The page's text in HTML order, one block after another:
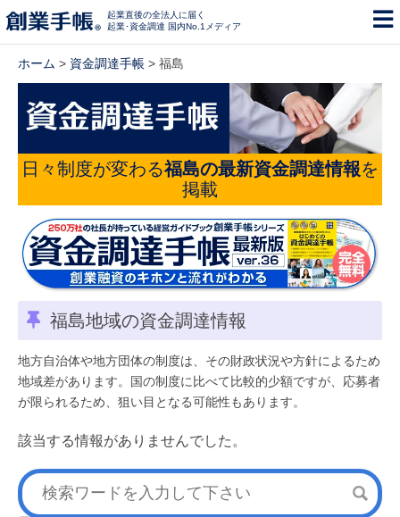
起業直後の全法人に届く
起業･資金調達 国内No.1メディア
ホーム > 資金調達手帳 > 福島
日々制度が変わる福島の最新資金調達情報を
掲載
福島地域の資金調達情報
地方自治体や地方団体の制度は、その財政状況や方針によるため
地域差があります。国の制度に比べて比較的少額ですが、応募者
が限られるため、狙い目となる可能性もあります。
該当する情報がありませんでした。